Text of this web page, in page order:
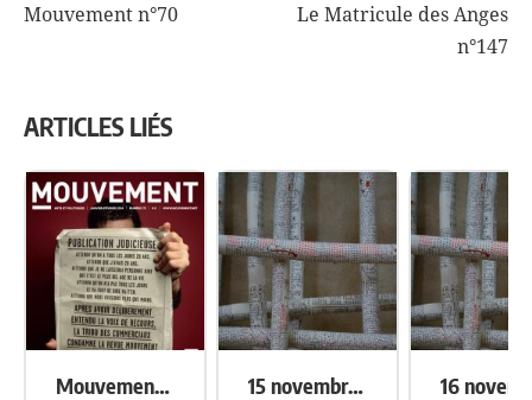
NAVIGATION
L’ARTICLE
Mouvement n°70
Le Matricule des Anges
n°147
ARTICLES LIÉS
Mouvement n°72 15 novembre 2013